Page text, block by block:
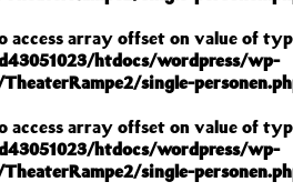
access array offset on value of
htdocs/wordpress/wp-
single-
access array offset on value of
htdocs/wordpress/wp-
single-